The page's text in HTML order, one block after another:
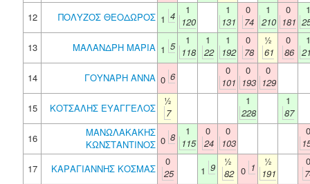
12
ΠΟΛΥΖΟΣ ΘΕΟΔΩΡΟΣ 1 4
1
120
1
131
0
74
1
210
0
181
1
13
ΜΑΛΑΝΔΡΗ ΜΑΡΙΑ 1 5
1
118
1
22
1
192
0
78
½
61
0
86
1
14
ΓΟΥΝΑΡΗ ΑΝΝΑ 0 6
0
101
0
193
0
129
15
ΚΟΤΣΑΛΗΣ ΕΥΑΓΓΕΛΟΣ
½
7
1
228
1
87
16
ΜΑΝΩΛΑΚΑΚΗΣ
ΚΩΝΣΤΑΝΤΙΝΟΣ 0 8
1
115
0
24
0
103
0
17
ΚΑΡΑΓΙΑΝΝΗΣ ΚΟΣΜΑΣ
0
25
1 9
½
82 0 1
½
191
0